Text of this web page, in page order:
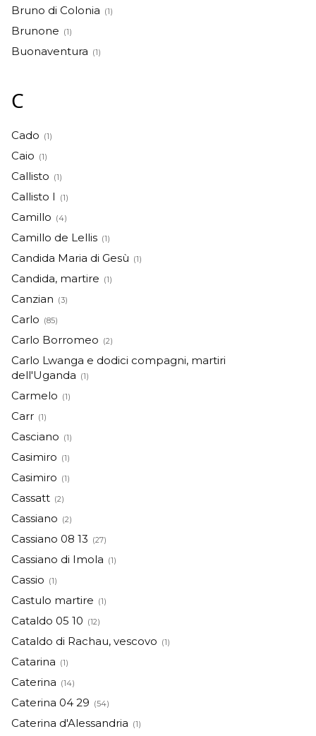
Bruno di Colonia (1)
Brunone (1)
Buonaventura (1)
C
Cado (1)
Caio (1)
Callisto (1)
Callisto I (1)
Camillo (4)
Camillo de Lellis (1)
Candida Maria di Gesù (1)
Candida, martire (1)
Canzian (3)
Carlo (85)
Carlo Borromeo (2)
Carlo Lwanga e dodici compagni, martiri
dell'Uganda (1)
Carmelo (1)
Carr (1)
Casciano (1)
Casimiro (1)
Casimiro (1)
Cassatt (2)
Cassiano (2)
Cassiano 08 13 (27)
Cassiano di Imola (1)
Cassio (1)
Castulo martire (1)
Cataldo 05 10 (12)
Cataldo di Rachau, vescovo (1)
Catarina (1)
Caterina (14)
Caterina 04 29 (54)
Caterina d'Alessandria (1)